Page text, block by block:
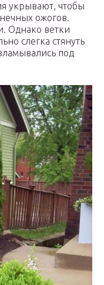
укрывают, чтобы
ожогов.
Однако ветки
слегка стянуть
под